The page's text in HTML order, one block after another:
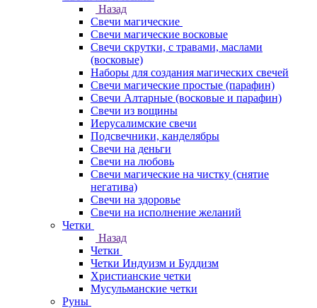
Назад
Свечи магические
Свечи магические восковые
Свечи скрутки, с травами, маслами
(восковые)
Наборы для создания магических свечей
Свечи магические простые (парафин)
Свечи Алтарные (восковые и парафин)
Свечи из вощины
Иерусалимские свечи
Подсвечники, канделябры
Свечи на деньги
Свечи на любовь
Свечи магические на чистку (снятие
негатива)
Свечи на здоровье
Свечи на исполнение желаний
Четки
Назад
Четки
Четки Индуизм и Буддизм
Христианские четки
Мусульманские четки
Руны